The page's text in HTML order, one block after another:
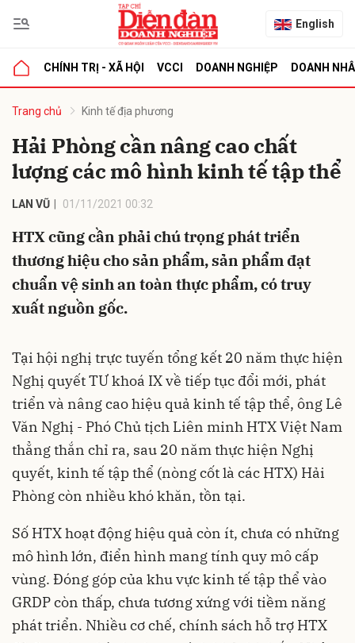
English
CHÍNH TRỊ - XÃ HỘI VCCI DOANH NGHIỆP DOANH
Trang chủ Kinh tế địa phương
Hải Phòng cần nâng cao chất
lượng các mô hình kinh tế tập thể
LAN VŨ 01/11/2021 00:32
HTX cũng cần phải chú trọng phát triển
thương hiệu cho sản phẩm, sản phẩm đạt
chuẩn vệ sinh an toàn thực phẩm, có truy
xuất nguồn gốc.
Tại hội nghị trực tuyến tổng kết 20 năm thực hiện
Nghị quyết TƯ khoá IX về tiếp tục đổi mới, phát
triển và nâng cao hiệu quả kinh tế tập thể, ông Lê
Văn Nghị - Phó Chủ tịch Liên minh HTX Việt Nam
thẳng thắn chỉ ra, sau 20 năm thực hiện Nghị
quyết, kinh tế tập thể (nòng cốt là các HTX) Hải
Phòng còn nhiều khó khăn, tồn tại.
Số HTX hoạt động hiệu quả còn ít, chưa có những
mô hình lớn, điển hình mang tính quy mô cấp
vùng. Đóng góp của khu vực kinh tế tập thể vào
GRDP còn thấp, chưa tương xứng với tiềm năng
phát triển. Nhiều cơ chế, chính sách hỗ trợ HTX
luận
Hủy